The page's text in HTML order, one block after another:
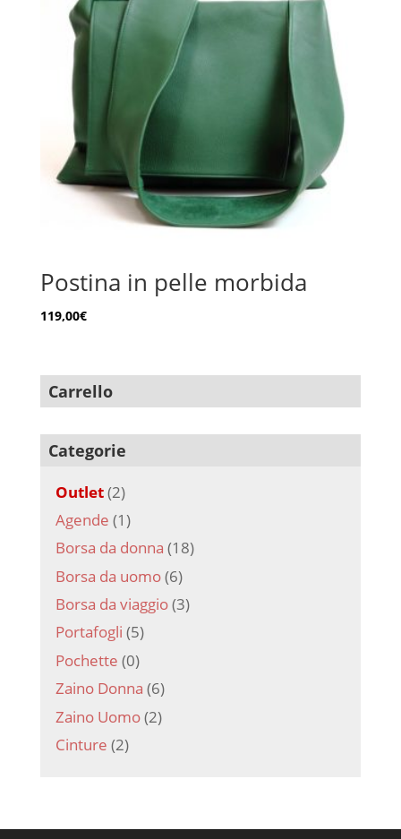
Postina in pelle morbida
119,00€
Carrello
Categorie
Outlet(2)
Agende (1)
Borsa da donna (18)
Borsa da uomo(6)
Borsa da viaggio(3)
Portafogli (5)
Pochette (0)
Zaino Donna (6)
Zaino Uomo(2)
Cinture (2)